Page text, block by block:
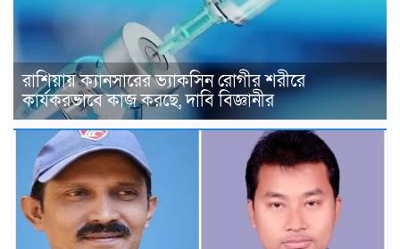
রাশিয়ায় ক্যানসারের ভ্যাকসিন রোগীর শরীরে
কার্যকরভাবে কাজ করছে, দাবি বিজ্ঞানীর